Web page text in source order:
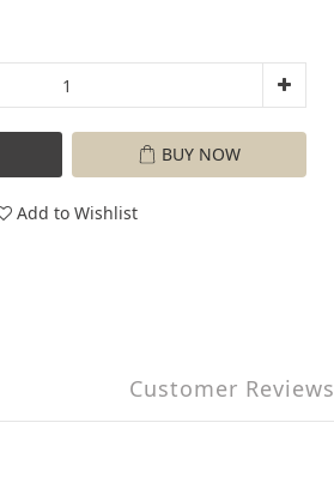
BUY NOW
Add to Wishlist
Customer Reviews